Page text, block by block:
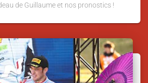
de Guillaume et nos pronostics !